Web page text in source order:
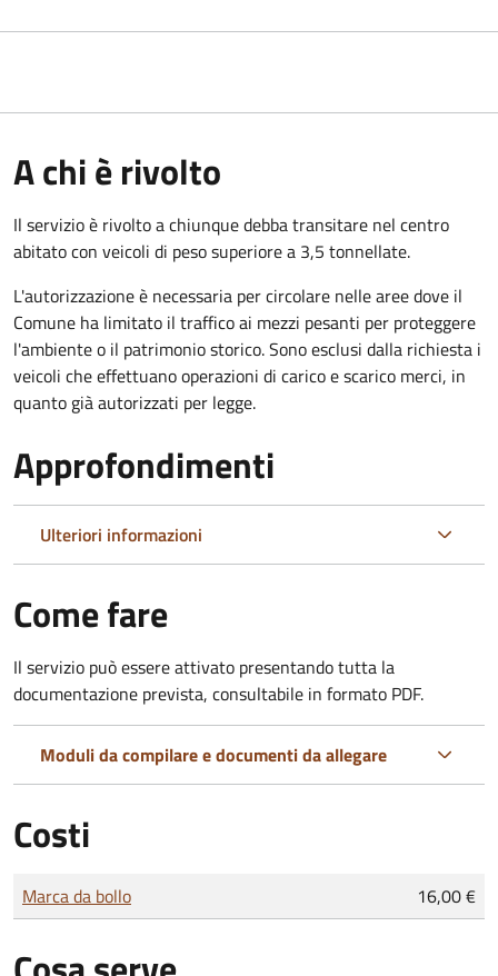
A chi è rivolto
Il servizio è rivolto a chiunque debba transitare nel centro
abitato con veicoli di peso superiore a 3,5 tonnellate.
L'autorizzazione è necessaria per circolare nelle aree dove il
Comune ha limitato il traffico ai mezzi pesanti per proteggere
l'ambiente o il patrimonio storico. Sono esclusi dalla richiesta i
veicoli che effettuano operazioni di carico e scarico merci, in
quanto già autorizzati per legge.
Approfondimenti
Ulteriori informazioni
Come fare
Il servizio può essere attivato presentando tutta la
documentazione prevista, consultabile in formato PDF.
Moduli da compilare e documenti da allegare
Costi
Tipo di pagamento
Importo
Marca da bollo 16,00 €